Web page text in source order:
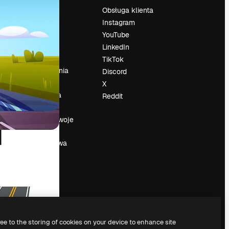
Reviews
Trendy
wyszukiwania
Wydarzenia
Slidesgo
Sprzedaj swoje
treści
Sala prasowa
Obsługa klienta
Instagram
YouTube
LinkedIn
TikTok
Discord
X
Reddit
to the storing of cookies on your device to enhance site